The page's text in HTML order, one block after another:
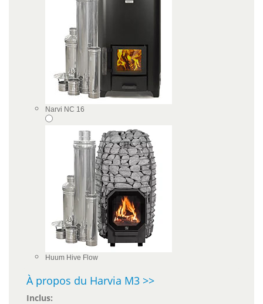
Narvi NC 16
Huum Hive Flow
À propos du Harvia M3 >>
Inclus: